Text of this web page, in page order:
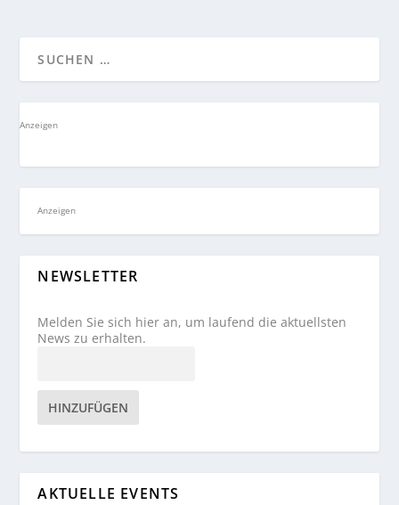
Anzeigen
Anzeigen
NEWSLETTER
Melden Sie sich hier an, um laufend die aktuellsten
News zu erhalten.
HINZUFÜGEN
AKTUELLE EVENTS